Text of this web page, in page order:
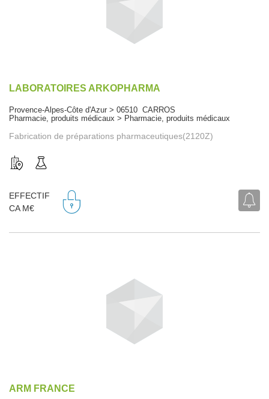
LABORATOIRES ARKOPHARMA
Provence-Alpes-Côte d'Azur > 06510 CARROS
Pharmacie, produits médicaux > Pharmacie, produits médicaux
Fabrication de préparations pharmaceutiques(2120Z)
EFFECTIF
CA M€
ARM FRANCE